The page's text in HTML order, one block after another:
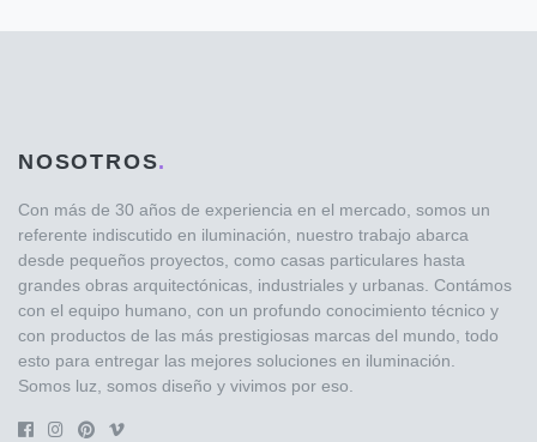
NOSOTROS.
Con más de 30 años de experiencia en el mercado, somos un
referente indiscutido en iluminación, nuestro trabajo abarca
desde pequeños proyectos, como casas particulares hasta
grandes obras arquitectónicas, industriales y urbanas. Contámos
con el equipo humano, con un profundo conocimiento técnico y
con productos de las más prestigiosas marcas del mundo, todo
esto para entregar las mejores soluciones en iluminación.
Somos luz, somos diseño y vivimos por eso.